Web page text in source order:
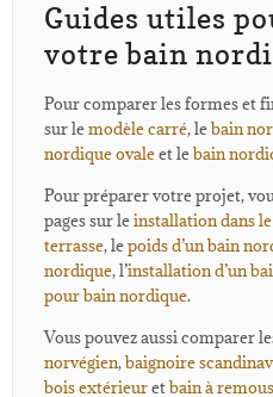
Guides utiles
votre bain
Pour comparer les formes et
sur lemodèle carré, lebain
nordique ovaleet lebain
Pour préparer votre projet,
pages sur leinstallation dans
terrasse, lepoids d’un bain
nordique, l’installation d’un
pour bain nordique.
Vous pouvez aussi comparer
norvégien,baignoire
bois extérieuretbain à